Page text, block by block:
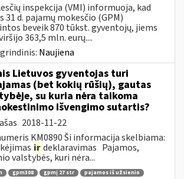
inspekcija (VMI) informuoja, kad
d. pajamų mokesčio (GPM)
beveik 870 tūkst. gyventojų, jiems
363,5 mln. eurų....
Naujiena
Lietuvos gyventojas turi
(bet kokių rūšių), gautas
su kuria nėra taikoma
išvengimo sutartis?
2018-11-22
KM0890 Ši informacija skelbiama:
irdeklaravimas Pajamos,
valstybės, kuri nėra...
gpm308 gpmį 27 str
pajamos iš užsienio